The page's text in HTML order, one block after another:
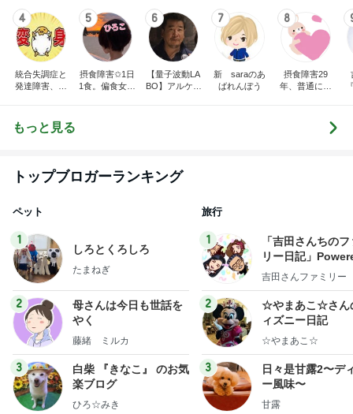
4
統合失調症と
発達障害、ゆ
5
摂食障害✩1日
1食。偏食女。
6
【量子波動LA
BO】アルケミ
7
新 saraのあ
ばれんぼう
8
摂食障害29
年、普通に食
もっと見る
トップブロガーランキング
ペット
1
しろとくろしろ
たまねぎ
2
母さんは今日も世話を
やく
藤緒 ミルカ
3
白柴 『きなこ』 のお気
楽ブログ
ひろ☆みき
旅行
1
「吉田さんちの
リー日記」
y Ameba 吉田さ
ログ
吉田さんファミリー
2
☆やまあこ☆さん
ィズニー日記
☆やまあこ☆
3
日々是甘露2〜デ
ー風味〜
甘露